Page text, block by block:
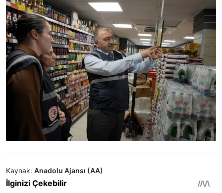
Kaynak: Anadolu Ajansı (AA)